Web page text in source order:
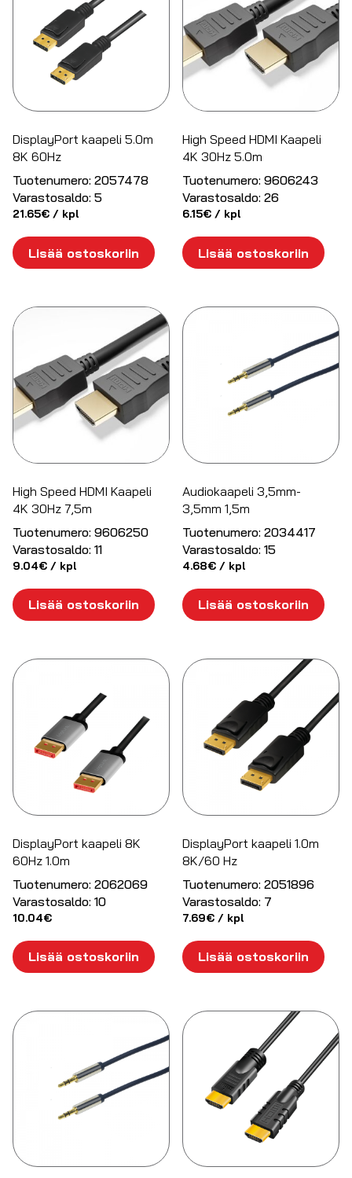
DisplayPort kaapeli 5.0m
8K 60Hz
Tuotenumero: 2057478
Varastosaldo: 5
21.65€ / kpl
Lisää ostoskoriin
High Speed HDMI Kaapeli
4K 30Hz 5.0m
Tuotenumero: 9606243
Varastosaldo: 26
6.15€ / kpl
Lisää ostoskoriin
High Speed HDMI Kaapeli
4K 30Hz 7,5m
Tuotenumero: 9606250
Varastosaldo: 11
9.04€ / kpl
Lisää ostoskoriin
Audiokaapeli 3,5mm-
3,5mm 1,5m
Tuotenumero: 2034417
Varastosaldo: 15
4.68€ / kpl
Lisää ostoskoriin
DisplayPort kaapeli 8K
60Hz 1.0m
Tuotenumero: 2062069
Varastosaldo: 10
10.04€
Lisää ostoskoriin
DisplayPort kaapeli 1.0m
8K/60 Hz
Tuotenumero: 2051896
Varastosaldo: 7
7.69€ / kpl
Lisää ostoskoriin